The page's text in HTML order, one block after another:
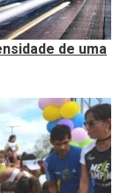
de uma